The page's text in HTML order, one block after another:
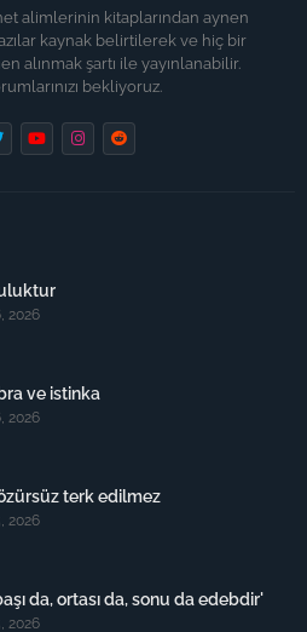
alimlerinin kitaplarından aynen
kaynak belirtilerek ve hiç bir
alınmak şartı ile yayınlanabilir.
bekliyoruz.
2026
ve istinka
2026
terk edilmez
2026
da, ortası da, sonu da edebdir'
2026